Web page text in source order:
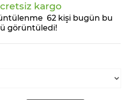
kargo
62 kişi bugün bu
görüntüledi!